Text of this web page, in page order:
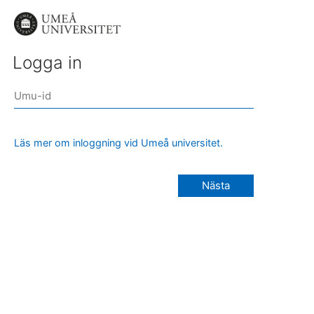
Logga in
Läs mer om inloggning vid Umeå universitet.
Nästa